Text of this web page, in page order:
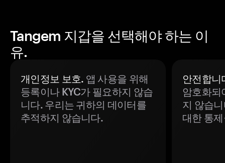
Tangem 지갑을 선택해야 하는 이
유.
개인정보 보호. 앱 사용을 위해
등록이나 KYC가 필요하지 않습
니다. 우리는 귀하의 데이터를
추적하지 않습니다.
안전합니
암호화되
지 않습
대한 통